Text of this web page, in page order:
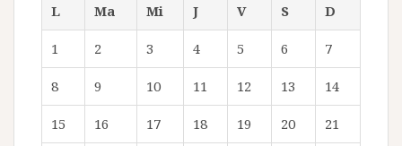
L
Ma Mi J V S D
1 2 3 4 5 6 7
8 9 10 11 12 13 14
15 16 17 18 19 20 21